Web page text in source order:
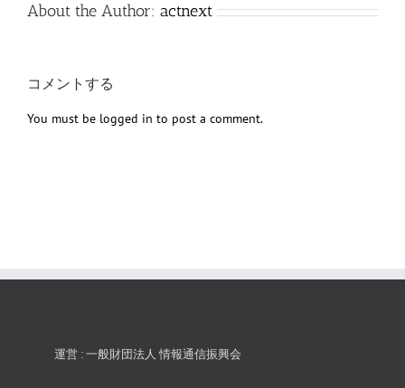
About the Author: actnext
コメントする
You must be logged in to post a comment.
運営 : 一般財団法人 情報通信振興会